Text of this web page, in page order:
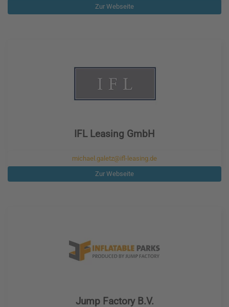
Zur Webseite
IFL Leasing GmbH
michael.galetz@ifl-leasing.de
Zur Webseite
Jump Factory B.V.